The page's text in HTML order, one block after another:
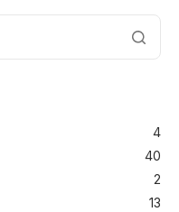
4
40
2
13